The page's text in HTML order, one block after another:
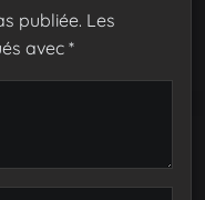
publiée. Les
avec *